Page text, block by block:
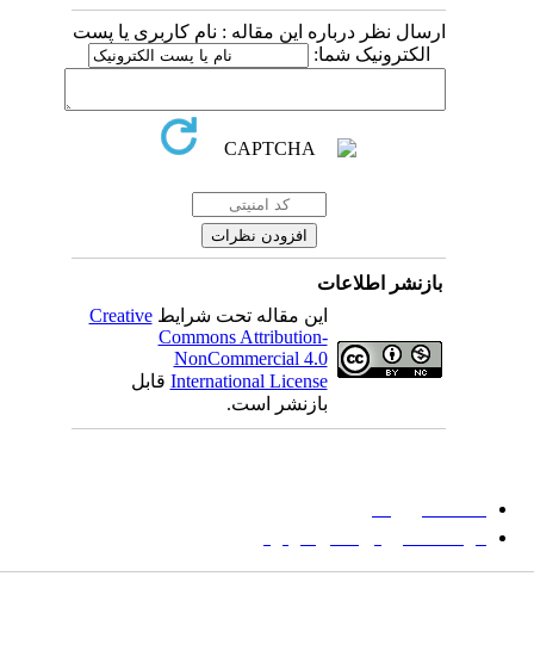
ارسال نظر درباره این مقاله : نام کاربری یا پست
الکترونیک شما:
بازنشر اطلاعات
این مقاله تحت شرایطCreative
Commons Attribution-
NonCommercial 4.0
International Licenseقابل
بازنشر است.
دانشگاه بیرجند
مؤسسه آموزش عالی فردوس